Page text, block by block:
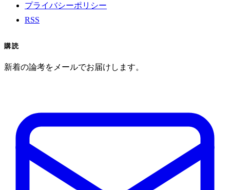
プライバシーポリシー
RSS
購読
新着の論考をメールでお届けします。